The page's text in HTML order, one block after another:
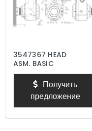
3547367 HEAD
ASM, BASIC
Получить
предложение